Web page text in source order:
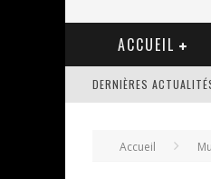
ACCUEIL
DERNIÈRES
Accueil